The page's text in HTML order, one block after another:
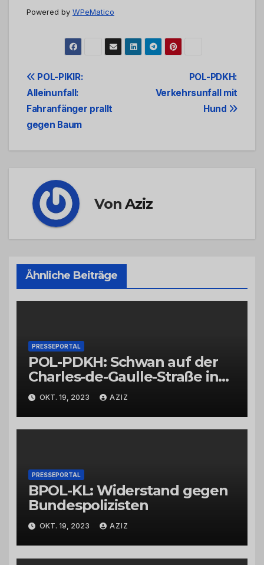
Powered by WPeMatico
Beitrags-
Navigation
POL-PDKH:
Verkehrsunfall mit
Hund
POL-PIKIR:
Alleinunfall:
Fahranfänger prallt
gegen Baum
VonAziz
Ähnliche Beiträge
PRESSEPORTAL
POL-PDKH: Schwan auf der
Charles-de-Gaulle-Straße in
Bad Kreuznach beeinflusst
Feierabendverkehr
OKT. 19, 2023 AZIZ
PRESSEPORTAL
BPOL-KL: Widerstand gegen
Bundespolizisten
OKT. 19, 2023 AZIZ